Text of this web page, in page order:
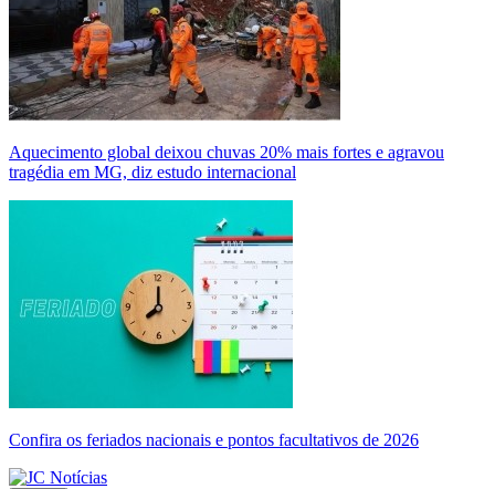
Aquecimento global deixou chuvas 20% mais fortes e agravou
tragédia em MG, diz estudo internacional
Confira os feriados nacionais e pontos facultativos de 2026